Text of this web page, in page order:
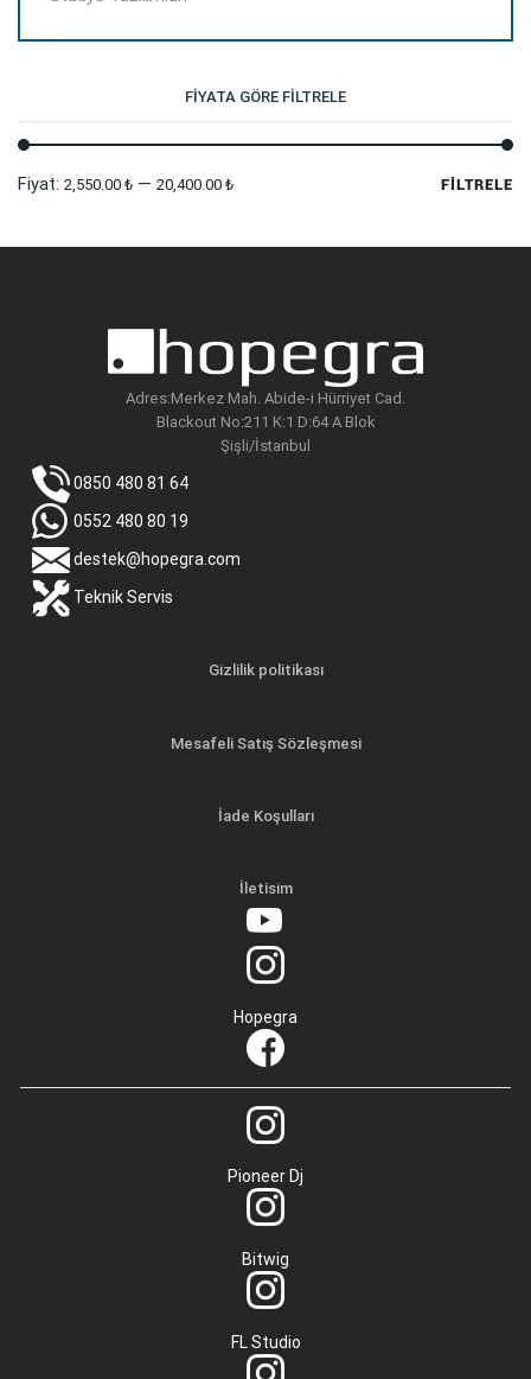
FIYATA GÖRE FILTRELE
En
En
FILTRELE
Fiyat: 2,550.00 ₺ — 20,400.00 ₺
Adres:Merkez Mah. Abide-i Hürriyet Cad.
Blackout No:211 K:1 D:64 A Blok
Şişli/İstanbul
0850 480 81 64
0552 480 80 19
destek@hopegra.com
Teknik Servis
Gizlilik politikası
Mesafeli Satış Sözleşmesi
İade Koşulları
İletisim
Hopegra
Pioneer Dj
Bitwig
FL Studio